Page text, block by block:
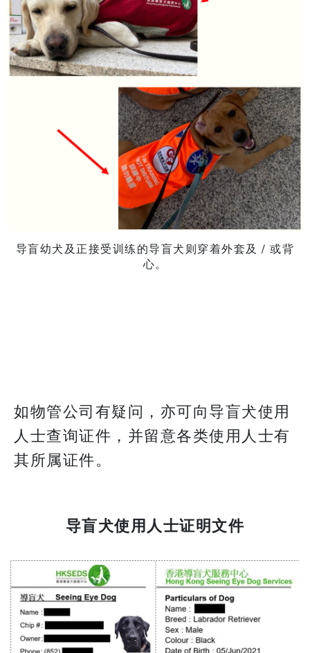
导盲幼犬及正接受训练的导盲犬则穿着外套及 / 或背
心。
如物管公司有疑问，亦可向导盲犬使用
人士查询证件，并留意各类使用人士有
其所属证件。
导盲犬使用人士证明文件